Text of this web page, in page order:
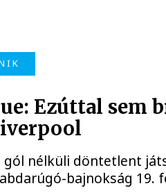
Ezúttal sem
gól nélküli döntetlent
bajnokság 19.